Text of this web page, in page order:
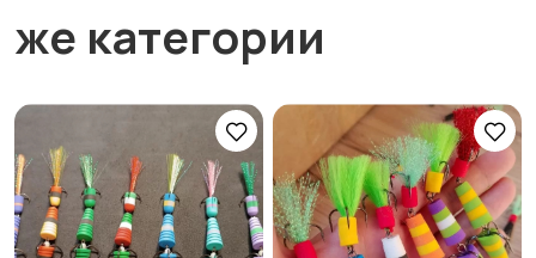
же категории